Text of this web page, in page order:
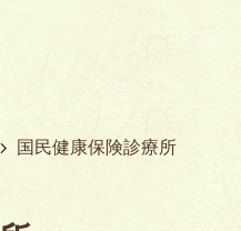
国民健康保険診療所